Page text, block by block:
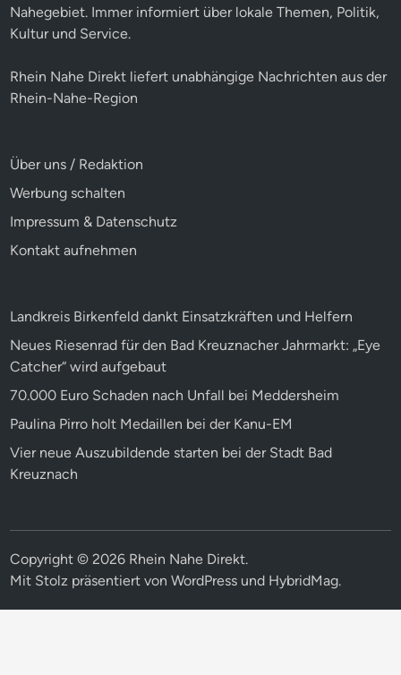
Nahegebiet. Immer informiert über lokale Themen, Politik,
Kultur und Service.
Rhein Nahe Direkt liefert unabhängige Nachrichten aus der
Rhein-Nahe-Region
Über uns / Redaktion
Werbung schalten
Impressum & Datenschutz
Kontakt aufnehmen
Landkreis Birkenfeld dankt Einsatzkräften und Helfern
Neues Riesenrad für den Bad Kreuznacher Jahrmarkt: „Eye
Catcher“ wird aufgebaut
70.000 Euro Schaden nach Unfall bei Meddersheim
Paulina Pirro holt Medaillen bei der Kanu-EM
Vier neue Auszubildende starten bei der Stadt Bad
Kreuznach
Copyright © 2026 Rhein Nahe Direkt.
Mit Stolz präsentiert vonWordPress und HybridMag.